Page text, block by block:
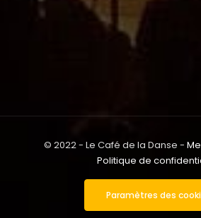
© 2022 - Le Café de la Danse -
Politique de
Paramètres des